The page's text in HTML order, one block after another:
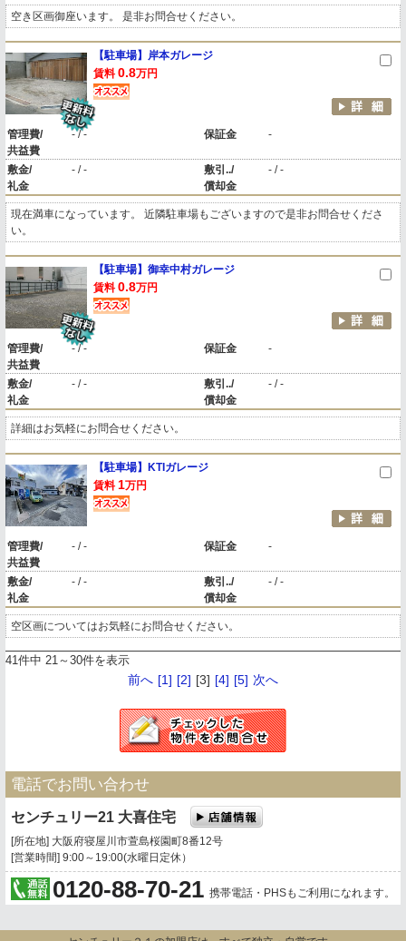
空き区画御座います。 是非お問合せください。
【駐車場】岸本ガレージ
賃料 0.8万円
管理費/
共益費
- / - 保証金 -
敷金/
礼金
- / -
敷引../
償却金
- / -
現在満車になっています。 近隣駐車場もございますので是非お問合せくださ
い。
【駐車場】御幸中村ガレージ
賃料 0.8万円
管理費/
共益費
- / - 保証金 -
敷金/
礼金
- / -
敷引../
償却金
- / -
詳細はお気軽にお問合せください。
【駐車場】KTIガレージ
賃料 1万円
管理費/
共益費
- / - 保証金 -
敷金/
礼金
- / -
敷引../
償却金
- / -
空区画についてはお気軽にお問合せください。
41件中 21～30件を表示
前へ [1] [2] [3] [4] [5] 次へ
電話でお問い合わせ
センチュリー21 大喜住宅
[所在地] 大阪府寝屋川市萱島桜園町8番12号
[営業時間] 9:00～19:00(水曜日定休）
0120-88-70-21 携帯電話・PHSもご利用になれます。